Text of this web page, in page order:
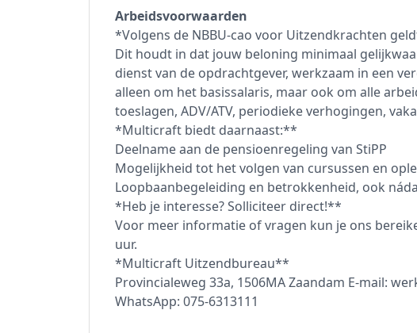
Arbeidsvoorwaarden
*Volgens de NBBU-cao voor Uitzendkrachten
Dit houdt in dat jouw beloning minimaal
dienst van de opdrachtgever, werkzaam in een
alleen om het basissalaris, maar ook om alle
toeslagen, ADV/ATV, periodieke verhogingen,
*Multicraft biedt daarnaast:**
Deelname aan de pensioenregeling van StiPP
Mogelijkheid tot het volgen van cursussen en
Loopbaanbegeleiding en betrokkenheid, ook
*Heb je interesse? Solliciteer direct!**
Voor meer informatie of vragen kun je ons
uur.
*Multicraft Uitzendbureau**
Provincialeweg 33a, 1506MA Zaandam E-mail:
WhatsApp: 075-6313111